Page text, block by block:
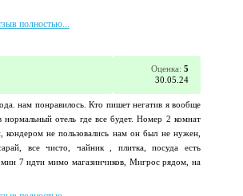
полностью...
Оценка: 5
30.05.24
нам понравилось. Кто пишет негатив я вообще
отель где все будет. Номер 2 комнат
кондером не пользовались нам он был не нужен,
все чисто, чайник , плитка, посуда есть
7 идти мимо магазинчиков, Мигрос рядом, на